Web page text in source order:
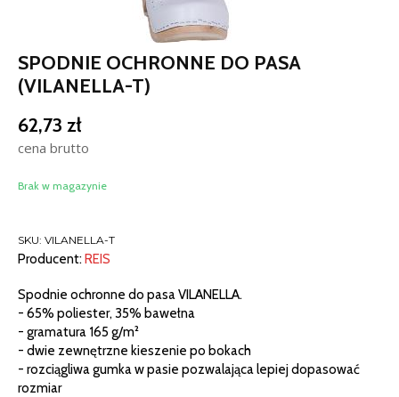
SPODNIE OCHRONNE DO PASA
(VILANELLA-T)
62,73 zł
cena brutto
Brak w magazynie
SKU: VILANELLA-T
Producent:REIS
Spodnie ochronne do pasa VILANELLA.
- 65% poliester, 35% bawełna
- gramatura 165 g/m²
- dwie zewnętrzne kieszenie po bokach
- rozciągliwa gumka w pasie pozwalająca lepiej dopasować
rozmiar